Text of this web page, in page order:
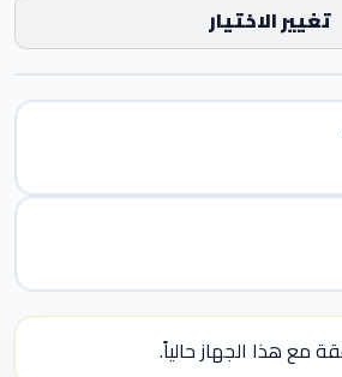
تغيير الاختيار
مع هذا الجهاز حالياً.